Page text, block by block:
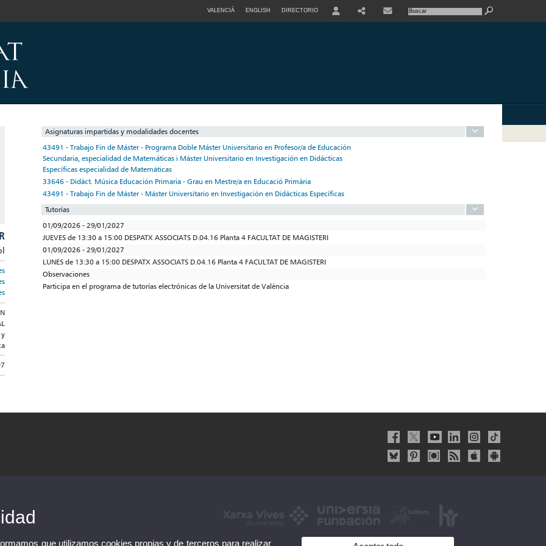
VALENCIÀ ENGLISH DIRECTORIO
y
Asignaturas impartidas y modalidades docentes
43491 - Trabajo Fin de Máster - Programa Doble Máster Universitario en Profesor/a de Educación
Secundaria, especialidad de Matemáticas i Máster Universitario en Investigación en Didácticas
Específicas especialidad de Matemáticas
33646 - Didáct. Música Educación Primaria - Grau en Mestre/a en Educació Primària
43491 - Trabajo Fin de Máster - Máster Universitario en Investigación en Didácticas Específicas
Tutorías
01/09/2026 - 29/01/2027
JUEVES de 13:30 a 15:00 DESPATX ASSOCIATS D.04.16 Planta 4 FACULTAT DE MAGISTERI
01/09/2026 - 29/01/2027
LUNES de 13:30 a 15:00 DESPATX ASSOCIATS D.04.16 Planta 4 FACULTAT DE MAGISTERI
Observaciones
Participa en el programa de tutorías electrónicas de la Universitat de València
que utilizamos cookies propias y de terceros para realizar